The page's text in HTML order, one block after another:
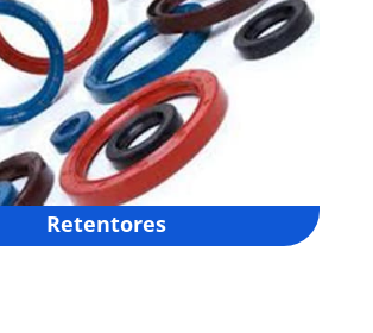
Retentores